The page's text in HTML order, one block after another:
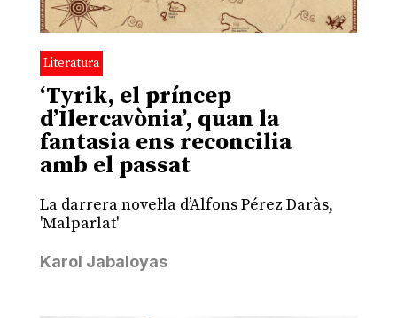
Literatura
‘Tyrik, el príncep
d’Ilercavònia’, quan la
fantasia ens reconcilia
amb el passat
La darrera novel·la d’Alfons Pérez Daràs,
'Malparlat'
Karol Jabaloyas